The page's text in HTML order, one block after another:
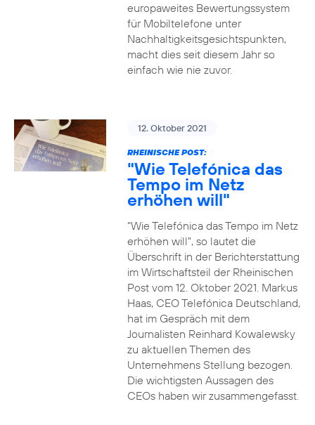
europaweites Bewertungssystem
für Mobiltelefone unter
Nachhaltigkeitsgesichtspunkten,
macht dies seit diesem Jahr so
einfach wie nie zuvor.
12. Oktober 2021
RHEINISCHE POST:
"Wie Telefónica das
Tempo im Netz
erhöhen will"
"Wie Telefónica das Tempo im Netz
erhöhen will", so lautet die
Überschrift in der Berichterstattung
im Wirtschaftsteil der Rheinischen
Post vom 12. Oktober 2021. Markus
Haas, CEO Telefónica Deutschland,
hat im Gespräch mit dem
Journalisten Reinhard Kowalewsky
zu aktuellen Themen des
Unternehmens Stellung bezogen.
Die wichtigsten Aussagen des
CEOs haben wir zusammengefasst.